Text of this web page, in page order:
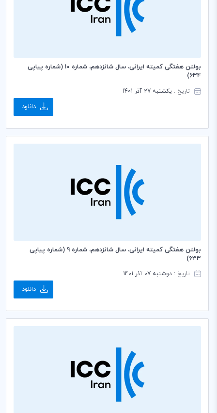
بولتن هفتگی کمیته ایرانی، سال شانزدهم، شماره 10 (شماره پیاپی
634)
تاریخ : یکشنبه 27 آذر 1401
دانلود
بولتن هفتگی کمیته ایرانی، سال شانزدهم، شماره 9 (شماره پیاپی
633)
تاریخ : دوشنبه 07 آذر 1401
دانلود